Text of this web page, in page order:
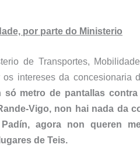
por parte do Ministerio
de Transportes,
intereses da concesionaria
só metro de pantallas
Vigo, non hai nada da
agora non queren
de Teis.